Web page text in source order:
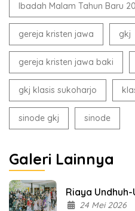
Ibadah Malam Tahun Baru
gereja kristen jawa gkj
gereja kristen jawa baki
gkj klasis sukoharjo
sinode gkj sinode
Galeri Lainnya
Riaya Undhuh-
24 Mei 2026